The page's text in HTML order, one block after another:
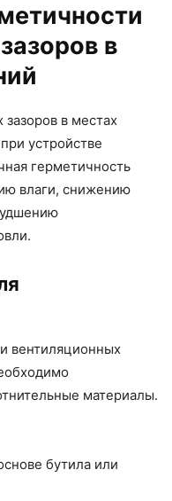
в
в местах
устройстве
герметичность
влаги, снижению
вентиляционных
материалы.
бутила или